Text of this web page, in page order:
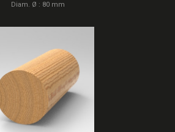
Diam. Ø : 80 mm